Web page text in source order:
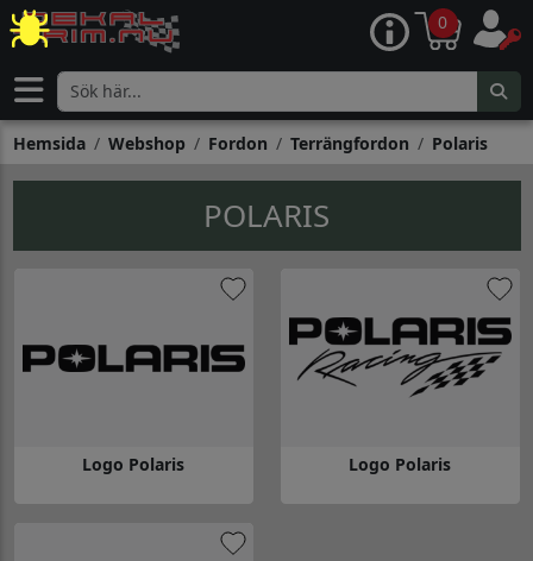
0
Hemsida Webshop Fordon Terrängfordon Polaris
POLARIS
Logo Polaris Logo Polaris